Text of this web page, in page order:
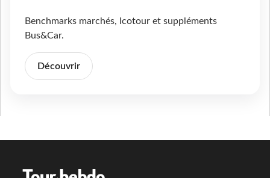
Benchmarks marchés, Icotour et suppléments
Bus&Car.
Découvrir